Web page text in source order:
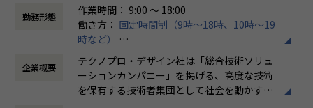
生産ライン設備の保全対応（大手自動車部品メーカー ）
搬送設備の故障対応・定期整備（大手電機メーカー系）
産業ロボット保全・稼働率改善支援（工作機械メーカー）
工作機械の点検・修理対応（化学系製造メーカー）
※案件は随時変動します。ご希望の業種・テーマをお聞きし
た上でマッチングいたします。
勤務形態
作業時間： 9:00 ～ 18:00
働き方： 固定時間制（9時～18時、10時～19
時など）
時間外労働の有無： 有（月平均20時間）
休憩時間： 60分
企業概要
テクノプロ・デザイン社は「総合技術ソリュ
ーションカンパニー」を掲げる、高度な技術
を保有する技術者集団として社会を動かすこ